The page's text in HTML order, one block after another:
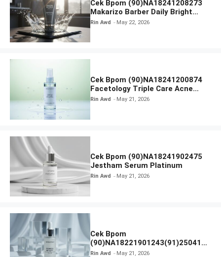
Cek Bpom (90)NA18241208273
Makarizo Barber Daily Bright
Radiance Face Wash
Rin Awd May 22, 2026
Cek Bpom (90)NA18241200874
Facetology Triple Care Acne
Calm Micellar Water
Rin Awd May 21, 2026
Cek Bpom (90)NA18241902475
Jestham Serum Platinum
Rin Awd May 21, 2026
Cek Bpom
(90)NA18221901243(91)250418
Hanasui Power Bright Serum
Rin Awd May 21, 2026